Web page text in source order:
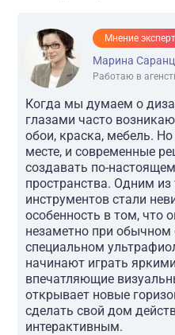
Мнение
Марина
Работаю в
Когда мы думаем о
глазами часто
обои, краска, мебель. Но
месте, и современные
создавать по-
пространства. Одним
инструментов стали
особенность в том, что
незаметно при обычном
специальном
начинают играть
впечатляющие
открывает новые
сделать свой дом
интерактивным.